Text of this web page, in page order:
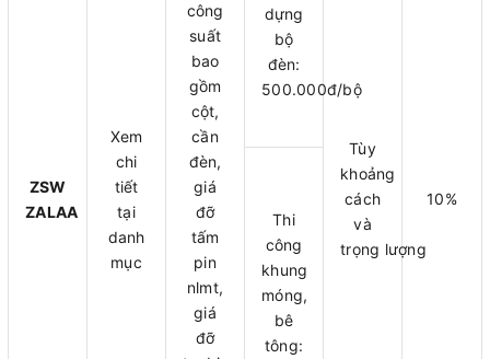
ZSW
ZALAA
Xem
chi
tiết
tại
danh
mục
công
suất
bao
gồm
cột,
cần
đèn,
giá
đỡ
tấm
pin
nlmt,
giá
đỡ
dựng
bộ
đèn:
500.000đ/bộ
Tùy
khoảng
cách
và
trọng lượng
10%
Thi
công
khung
móng,
bê
tông: